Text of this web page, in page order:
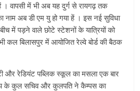
। वापसी में भी अब यह दुर्ग से रायगढ़ तक
नाम अब डी एम यु हो गया हें । इस नई सुविधा
में पड़ने वाले छोटे स्टेशनों के यात्रियों को
कल बिलासपुर में आयोजित रेल्वे बोर्ड की बैठक
और रेडियंट पब्लिक स्कूल का मसला एक बार
के कुल सचिव और कुलपति ने कैम्पस का